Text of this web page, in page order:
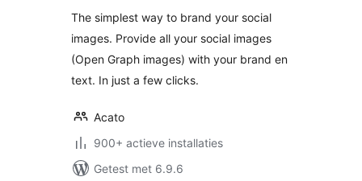
layer
The simplest way to brand your social
images. Provide all your social images
(Open Graph images) with your brand en
text. In just a few clicks.
Acato
900+ actieve installaties
Getest met 6.9.6